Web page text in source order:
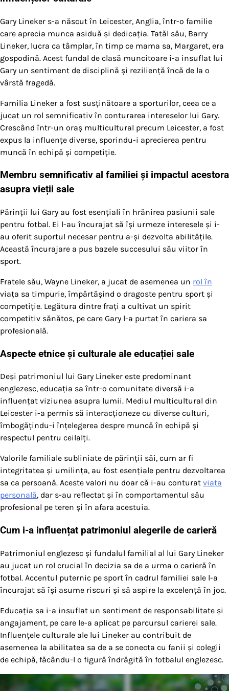
Gary Lineker s-a născut în Leicester, Anglia, într-o familie
care aprecia munca asiduă și dedicația. Tatăl său, Barry
Lineker, lucra ca tâmplar, în timp ce mama sa, Margaret, era
gospodină. Acest fundal de clasă muncitoare i-a insuflat lui
Gary un sentiment de disciplină și reziliență încă de la o
vârstă fragedă.
Familia Lineker a fost susținătoare a sporturilor, ceea ce a
jucat un rol semnificativ în conturarea intereselor lui Gary.
Crescând într-un oraș multicultural precum Leicester, a fost
expus la influențe diverse, sporindu-i aprecierea pentru
muncă în echipă și competiție.
Membru semnificativ al familiei și impactul acestora
asupra vieții sale
Părinții lui Gary au fost esențiali în hrănirea pasiunii sale
pentru fotbal. Ei l-au încurajat să își urmeze interesele și i-
au oferit suportul necesar pentru a-și dezvolta abilitățile.
Această încurajare a pus bazele succesului său viitor în
sport.
Fratele său, Wayne Lineker, a jucat de asemenea un rol în
viața sa timpurie, împărtășind o dragoste pentru sport și
competiție. Legătura dintre frați a cultivat un spirit
competitiv sănătos, pe care Gary l-a purtat în cariera sa
profesională.
Aspecte etnice și culturale ale educației sale
Deși patrimoniul lui Gary Lineker este predominant
englezesc, educația sa într-o comunitate diversă i-a
influențat viziunea asupra lumii. Mediul multicultural din
Leicester i-a permis să interacționeze cu diverse culturi,
îmbogățindu-i înțelegerea despre muncă în echipă și
respectul pentru ceilalți.
Valorile familiale subliniate de părinții săi, cum ar fi
integritatea și umilința, au fost esențiale pentru dezvoltarea
sa ca persoană. Aceste valori nu doar că i-au conturat viața
personală, dar s-au reflectat și în comportamentul său
profesional pe teren și în afara acestuia.
Cum i-a influențat patrimoniul alegerile de carieră
Patrimoniul englezesc și fundalul familial al lui Gary Lineker
au jucat un rol crucial în decizia sa de a urma o carieră în
fotbal. Accentul puternic pe sport în cadrul familiei sale l-a
încurajat să își asume riscuri și să aspire la excelență în joc.
Educația sa i-a insuflat un sentiment de responsabilitate și
angajament, pe care le-a aplicat pe parcursul carierei sale.
Influențele culturale ale lui Lineker au contribuit de
asemenea la abilitatea sa de a se conecta cu fanii și colegii
de echipă, făcându-l o figură îndrăgită în fotbalul englezesc.